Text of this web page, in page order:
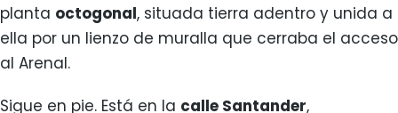
planta octogonal, situada tierra adentro y unida a
ella por un lienzo de muralla que cerraba el acceso
al Arenal.
Sigue en pie. Está en la calle Santander,